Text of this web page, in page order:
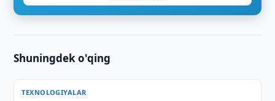
Shuningdek o'qing
TEXNOLOGIYALAR